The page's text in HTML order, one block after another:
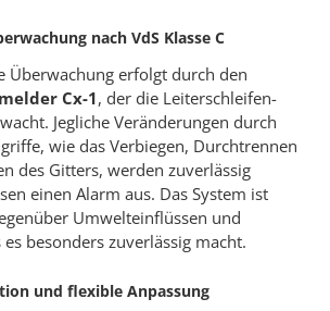
nach VdS Klasse C
Überwachung erfolgt durch den
Cx-1, der die Leiterschleifen-
Jegliche Veränderungen durch
wie das Verbiegen, Durchtrennen
des Gitters, werden zuverlässig
einen Alarm aus. Das System ist
Umwelteinflüssen und
besonders zuverlässig macht.
und flexible Anpassung